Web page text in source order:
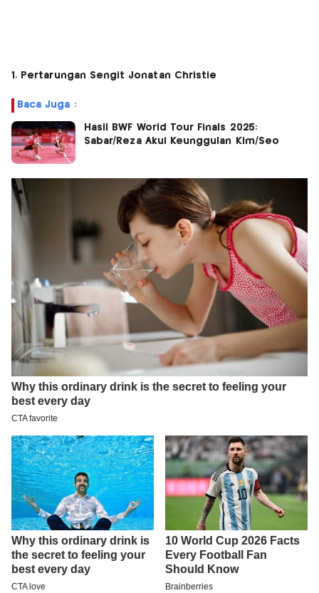
1. Pertarungan Sengit Jonatan Christie
Baca Juga :
Hasil BWF World Tour Finals 2025:
Sabar/Reza Akui Keunggulan Kim/Seo